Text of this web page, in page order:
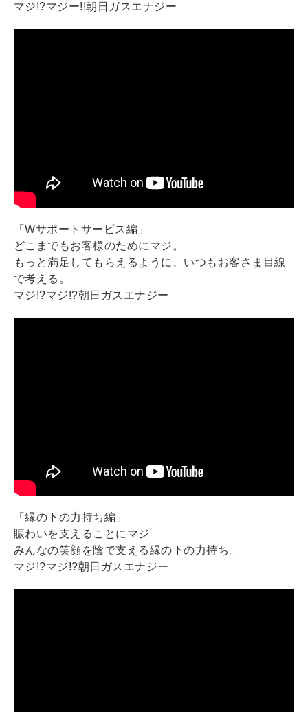
マジ!?マジー!!朝日ガスエナジー
「Wサポートサービス編」
どこまでもお客様のためにマジ。
もっと満足してもらえるように、いつもお客さま目線
で考える。
マジ!?マジ!?朝日ガスエナジー
「縁の下の力持ち編」
賑わいを支えることにマジ
みんなの笑顔を陰で支える縁の下の力持ち。
マジ!?マジ!?朝日ガスエナジー